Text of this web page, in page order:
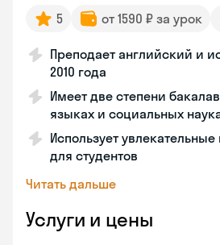
5 от 1590 ₽ за урок
Преподает английский и
2010 года
Имеет две степени
языках и социальных
Использует
для студентов
Читать дальше
Услуги и цены